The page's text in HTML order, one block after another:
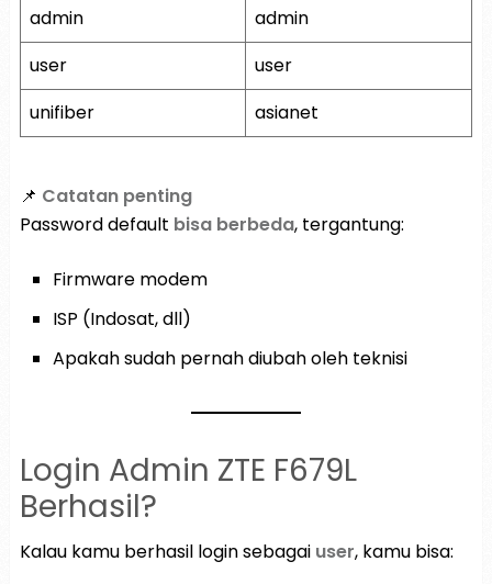
admin
admin
user
user
unifiber
asianet
📌 Catatan penting
Password default bisa berbeda, tergantung:
Firmware modem
ISP (Indosat, dll)
Apakah sudah pernah diubah oleh teknisi
Login Admin ZTE F679L
Berhasil?
Kalau kamu berhasil login sebagai user, kamu bisa: